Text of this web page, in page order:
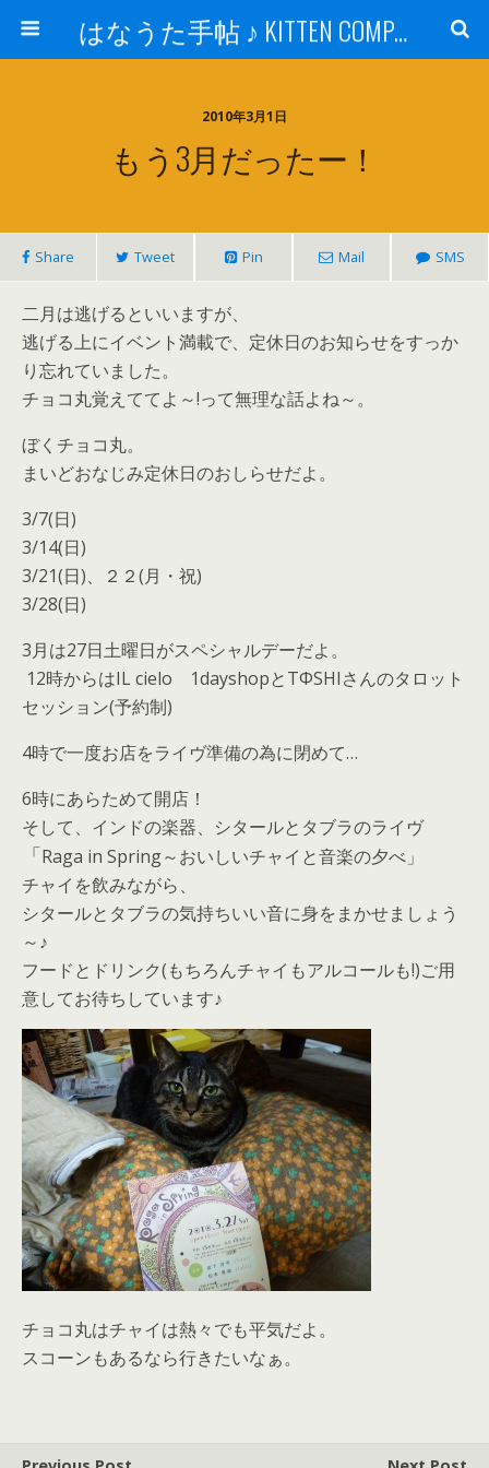
はなうた手帖 ♪ KITTEN COMPANY
2010年3月1日
もう3月だったー！
Share Tweet Pin Mail SMS
二月は逃げるといいますが、
逃げる上にイベント満載で、定休日のお知らせをすっか
り忘れていました。
チョコ丸覚えててよ～!って無理な話よね～。
ぼくチョコ丸。
まいどおなじみ定休日のおしらせだよ。
3/7(日)
3/14(日)
3/21(日)、２２(月・祝)
3/28(日)
3月は27日土曜日がスペシャルデーだよ。
12時からはIL cielo 1dayshopとTΦSHIさんのタロット
セッション(予約制)
4時で一度お店をライヴ準備の為に閉めて…
6時にあらためて開店！
そして、インドの楽器、シタールとタブラのライヴ
「Raga in Spring～おいしいチャイと音楽の夕べ 」
チャイを飲みながら、
シタールとタブラの気持ちいい音に身をまかせましょう
～♪
フードとドリンク(もちろんチャイもアルコールも!)ご用
意してお待ちしています♪
チョコ丸はチャイは熱々でも平気だよ。
スコーンもあるなら行きたいなぁ。